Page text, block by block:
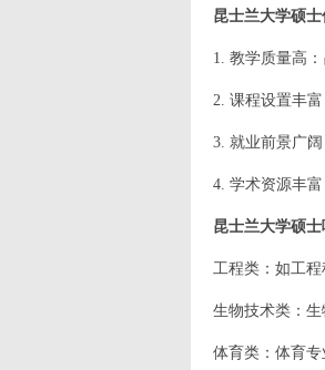
昆士兰大学硕士
1. 教学质量高
2. 课程设置丰
3. 就业前景广
4. 学术资源丰
昆士兰大学硕
工程类：如工程
生物技术类：
体育类：体育专